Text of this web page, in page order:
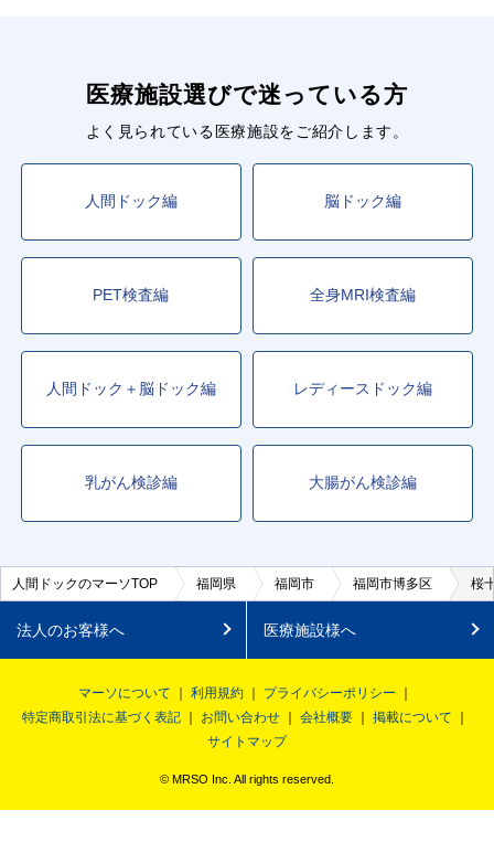
医療施設選びで迷っている方
よく見られている医療施設をご紹介します。
人間ドック編 脳ドック編
PET検査編 全身MRI検査編
人間ドック＋脳ドック編 レディースドック編
乳がん検診編 大腸がん検診編
人間ドックのマーソTOP 福岡県 福岡市 福岡市博多区 桜
法人のお客様へ 医療施設様へ
マーソについて 利用規約
プライバシーポリシー
特定商取引法に基づく表記
お問い合わせ 会社概要
掲載について
サイトマップ
© MRSO Inc. All rights reserved.